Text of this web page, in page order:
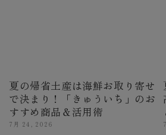
夏の帰省土産は海鮮お取り寄せ
で決まり！「きゅういち」のお
すすめ商品＆活用術
7月 24, 2026